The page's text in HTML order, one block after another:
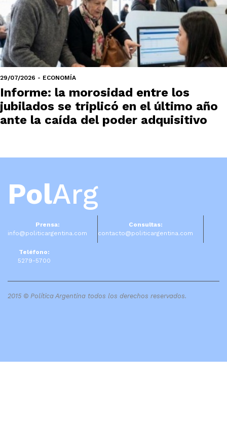
29/07/2026 - ECONOMÍA
Informe: la morosidad entre los
jubilados se triplicó en el último año
ante la caída del poder adquisitivo
PolArg
Prensa:
info@politicargentina.com
Consultas:
contacto@politicargentina.com
Teléfono:
5279-5700
2015 © Política Argentina todos los derechos reservados.